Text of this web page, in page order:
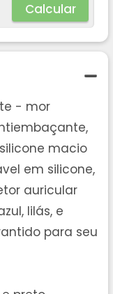
Calcular
- mor
macio
em silicone,
auricular
lilás, e
para seu